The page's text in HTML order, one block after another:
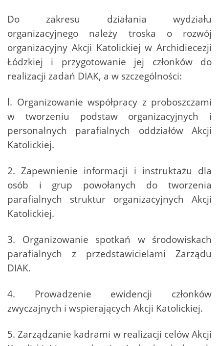
Do zakresu działania wydziału
organizacyjnego należy troska o rozwój
organizacyjny Akcji Katolickiej w Archidiecezji
Łódzkiej i przygotowanie jej członków do
realizacji zadań DIAK, a w szczególności:
l. Organizowanie współpracy z proboszczami
w tworzeniu podstaw organizacyjnych i
personalnych parafialnych oddziałów Akcji
Katolickiej.
2. Zapewnienie informacji i instruktażu dla
osób i grup powołanych do tworzenia
parafialnych struktur organizacyjnych Akcji
Katolickiej.
3. Organizowanie spotkań w środowiskach
parafialnych z przedstawicielami Zarządu
DIAK.
4. Prowadzenie ewidencji członków
zwyczajnych i wspierających Akcji Katolickiej.
5. Zarządzanie kadrami w realizacji celów Akcji